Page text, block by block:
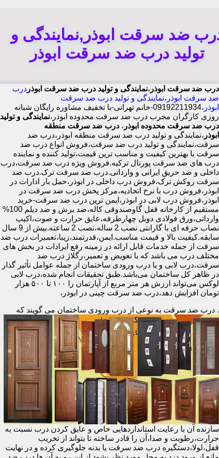
ضد سرقت ابوذر,نمایندگی و
تولید درب ضد سرقت ابوذر
درب ضد سرقت ابوذر ،نمایندگی و تولید درب ضد سرقت ابوذر درب
ضد سرقت ابوذر ،نمایندگی و تولید درب ضد سرقت
ابوذر
،09192211934-خانم تهرانی-با تخفیف مشاوره رایگان شبانه
روزی کارگران مجرب درب ضد سرقت محدوده ابوذر،نمایندگی و تولید
درب ضد سرقت محدوده ابوذر ، درب ضد سرقت منطقه
ابوذر ،نمایندگی و تولید درب ضد سرقت منطقه ابوذر،درب ضد
سرقت،نمایندگی و تولید درب ضد سرقت،فروش انواع درب ضد
سرقت با بهترین کیفیت و مناسب ترین قیمت،تولید کننده و نماینده
درب های ضد سرقت پورتال ترکیه.فروش ویژه درب ضد سرقت،درب
داخلی و ضد حریق ایرانی و وارداتی.درب ضد سرقت ترک.درب ضد
سرقت روکش ترک،فروش درب داخلی در ابوذر،حمل بار ادارات در
ابوذر،فروش درب با نرخ اتحادیه،مرکز پخش درب ضد سرقت در
ابوذر،فروش درب لابی در ابوذر،ایمن ترین درب ضد سرقت-خرید
مستقیم از کارخانه قفل گاوصندوقی کاله،ضد برش و ضد دیلم 100%
وارداتی،ورق فولادی دوبل چهارطرفه،عایق حرارت و صوت،اکیپ
نصاب حرفه ای با گارانتی نصب 2 ساله،نصب 2 ساعته.بیش از 9 سال
سابقه.کیفیت بالا و قیمت مناسب.ایمن،قدرتمند،زیبا،تعمیرات درب ضد
سرقت از جمله خدمات قابل ارائه در زمینه رفع ایرادات در بخش های
مختلف درب می باشد که با تعویض و تعمیر،رگلاژ درب ضد
سرقت،درب لابی و یا درب ورودی ساختمان از جمله عوامل تأثیر گذار
در ظاهر کل ساختمان می‌باشد.طبق تحقیقات انجام شده،درب لابی
لوکس می‌تواند ارزش هر متر مربع از آپارتمان را ۱۰۰ تا ۵۰۰ هزار
تومان افزایش دهد،درب ضد سرقت چینی در ابوذر،
. درب ضد سرقت به نوعی از درب ورودی ساختمان می گویند که
سازنده آن با رعایت استانداردهایی خاص و عایق کردن درب نسبت به
حرارت،رطوبت و صدا،آن را قادر ساخته تا بتواند از تخریب
قفل،لولا،دستگیره درب ضد سرقت یا بدنه جلوگیری کرده و در نهایت